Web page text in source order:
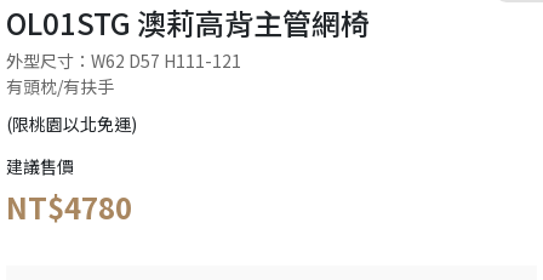
OL01STG 澳莉高背主管網椅
外型尺寸：W62 D57 H111-121
有頭枕/有扶手
(限桃園以北免運)
建議售價
NT$4780